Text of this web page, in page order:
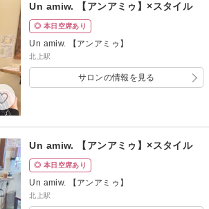
Un amiw. 【アンアミゥ】×スタイル
◎ 本日空席あり
Un amiw. 【アンアミゥ】
北上駅
サロンの情報を見る
Un amiw. 【アンアミゥ】×スタイル
◎ 本日空席あり
Un amiw. 【アンアミゥ】
北上駅